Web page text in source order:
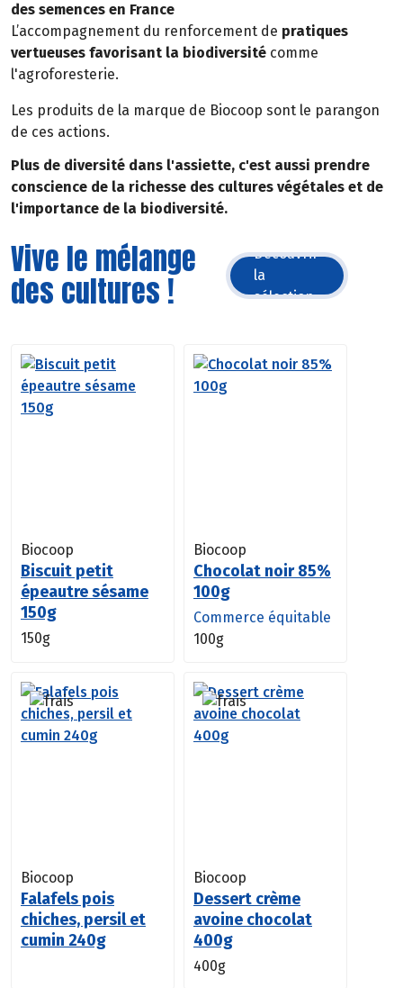
des semences en France
L’accompagnement du renforcement de pratiques
vertueuses favorisant la biodiversité comme
l'agroforesterie.
Les produits de la marque de Biocoop sont le parangon
de ces actions.
Plus de diversité dans l'assiette, c'est aussi prendre
conscience de la richesse des cultures végétales et de
l'importance de la biodiversité.
Vive le mélange
des cultures !
Découvrir
la
sélection
Biocoop
Biscuit petit
épeautre sésame
150g
150g
Biocoop
Chocolat noir 85%
100g
Commerce équitable
100g
Biocoop
Falafels pois
chiches, persil et
cumin 240g
Biocoop
Dessert crème
avoine chocolat
400g
400g